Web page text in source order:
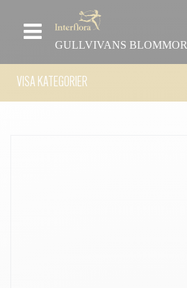
GULLVIVANS BLOMMOR
VISA KATEGORIER